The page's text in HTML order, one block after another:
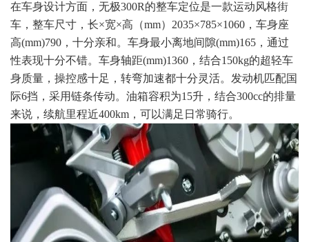
在车身设计方面，无极300R的整车定位是一款运动风格街
车，整车尺寸，长×宽×高（mm）2035×785×1060，车身座
高(mm)790，十分亲和。车身最小离地间隙(mm)165，通过
性表现十分不错。车身轴距(mm)1360，结合150kg的超轻车
身质量，操控感十足，转弯加速都十分灵活。发动机匹配国
际6挡，采用链条传动。油箱容积为15升，结合300cc的排量
来说，续航里程近400km，可以满足日常骑行。